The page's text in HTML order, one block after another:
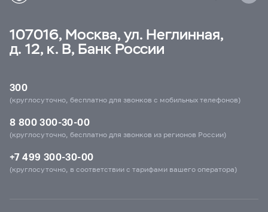
107016, Москва, ул. Неглинная,
д. 12, к. В, Банк России
300
(круглосуточно, бесплатно для звонков с мобильных телефонов)
8 800 300-30-00
(круглосуточно, бесплатно для звонков из регионов России)
+7 499 300-30-00
(круглосуточно, в соответствии с тарифами вашего оператора)